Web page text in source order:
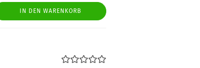
IN DEN WARENKORB